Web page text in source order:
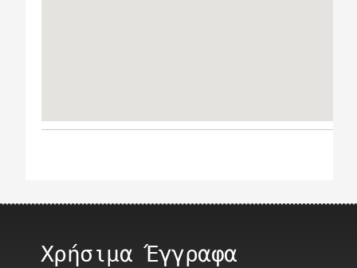
Χρήσιμα Έγγραφα